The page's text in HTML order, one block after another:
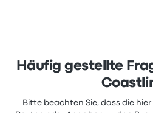
Häufig gestellte
Bitte beachten Sie, dass die